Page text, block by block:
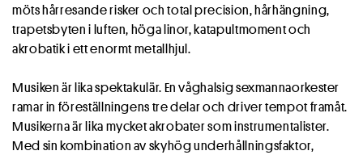
möts hårresande risker och total precision, hårhängning,
trapetsbyten i luften, höga linor, katapultmoment och
akrobatik i ett enormt metallhjul.
Musiken är lika spektakulär. En våghalsig sexmannaorkester
ramar in föreställningens tre delar och driver tempot framåt.
Musikerna är lika mycket akrobater som instrumentalister.
Med sin kombination av skyhög underhållningsfaktor,